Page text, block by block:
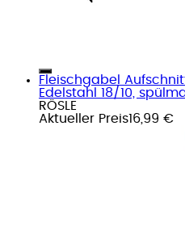
Fleischgabel
Edelstahl 18/10,
RÖSLE
Aktueller Preis16,99 €